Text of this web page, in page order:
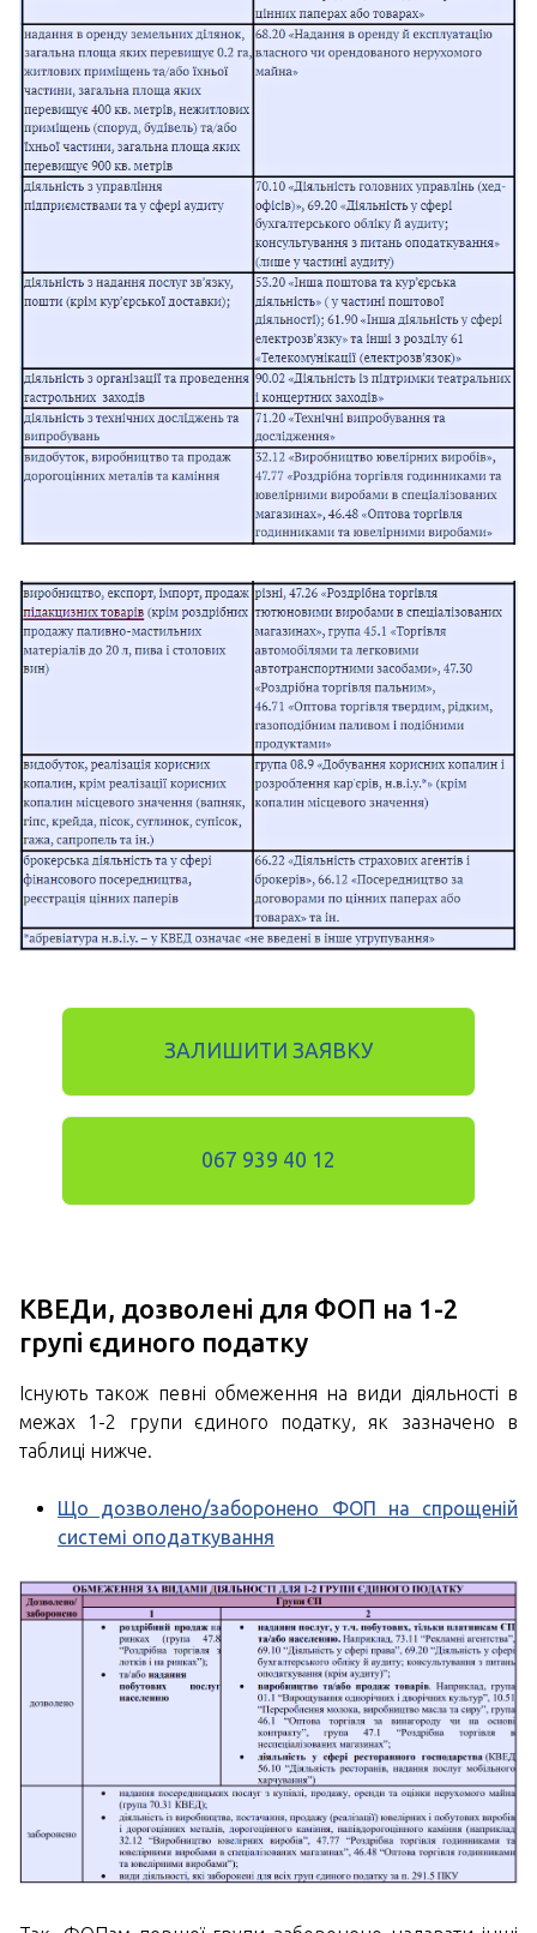
ЗАЛИШИТИ ЗАЯВКУ
067 939 40 12
КВЕДи, дозволені для ФОП на 1-2
групі єдиного податку
Існують також певні обмеження на види діяльності в
межах 1-2 групи єдиного податку, як зазначено в
таблиці нижче.
Що дозволено/заборонено ФОП на спрощеній
системі оподаткування